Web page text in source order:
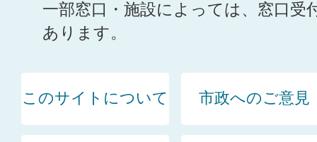
一部窓口・施設によっては、窓口受
あります。
このサイトについて 市政へのご意見